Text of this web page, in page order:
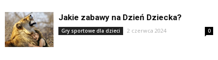
Jakie zabawy na Dzień Dziecka?
Gry sportowe dla dzieci 2 czerwca 2024 0